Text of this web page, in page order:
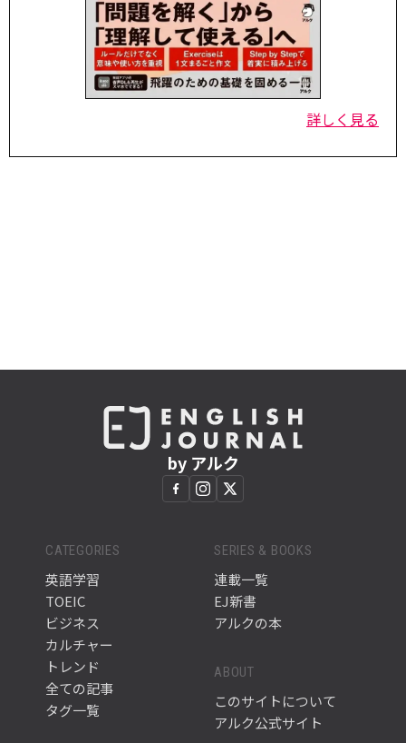
詳しく見る
by アルク
CATEGORIES
英語学習
TOEIC
ビジネス
カルチャー
トレンド
全ての記事
タグ一覧
SERIES & BOOKS
連載一覧
EJ新書
アルクの本
ABOUT
このサイトについて
アルク公式サイト